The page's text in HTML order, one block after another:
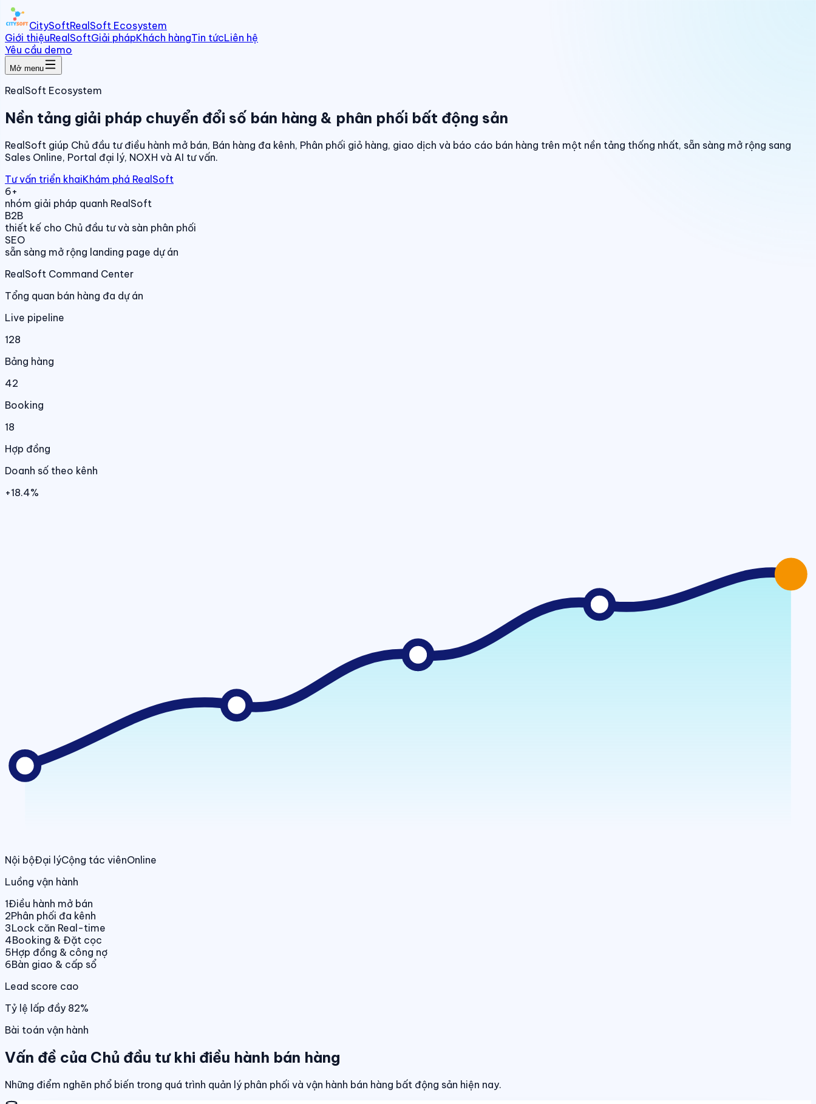
CitySoftRealSoft Ecosystem
Giới thiệuRealSoftGiải phápKhách hàngTin tứcLiên hệ
Yêu cầu demo
Mở menu
RealSoft Ecosystem
Nền tảng giải pháp chuyển đổi số bán hàng & phân phối bất động sản
RealSoft giúp Chủ đầu tư điều hành mở bán, Bán hàng đa kênh, Phân phối giỏ hàng, giao dịch và báo cáo bán hàng trên một nền tảng thống nhất, sẵn sàng mở rộng sang
Sales Online, Portal đại lý, NOXH và AI tư vấn.
Tư vấn triển khaiKhám phá RealSoft
6+
nhóm giải pháp quanh RealSoft
B2B
thiết kế cho Chủ đầu tư và sàn phân phối
SEO
sẵn sàng mở rộng landing page dự án
RealSoft Command Center
Tổng quan bán hàng đa dự án
Live pipeline
128
Bảng hàng
42
Booking
18
Hợp đồng
Doanh số theo kênh
+18.4%
Nội bộĐại lýCộng tác viênOnline
Luồng vận hành
1Điều hành mở bán
2Phân phối đa kênh
3Lock căn Real-time
4Booking & Đặt cọc
5Hợp đồng & công nợ
6Bàn giao & cấp sổ
Lead score cao
Tỷ lệ lấp đầy 82%
Bài toán vận hành
Vấn đề của Chủ đầu tư khi điều hành bán hàng
Những điểm nghẽn phổ biến trong quá trình quản lý phân phối và vận hành bán hàng bất động sản hiện nay.